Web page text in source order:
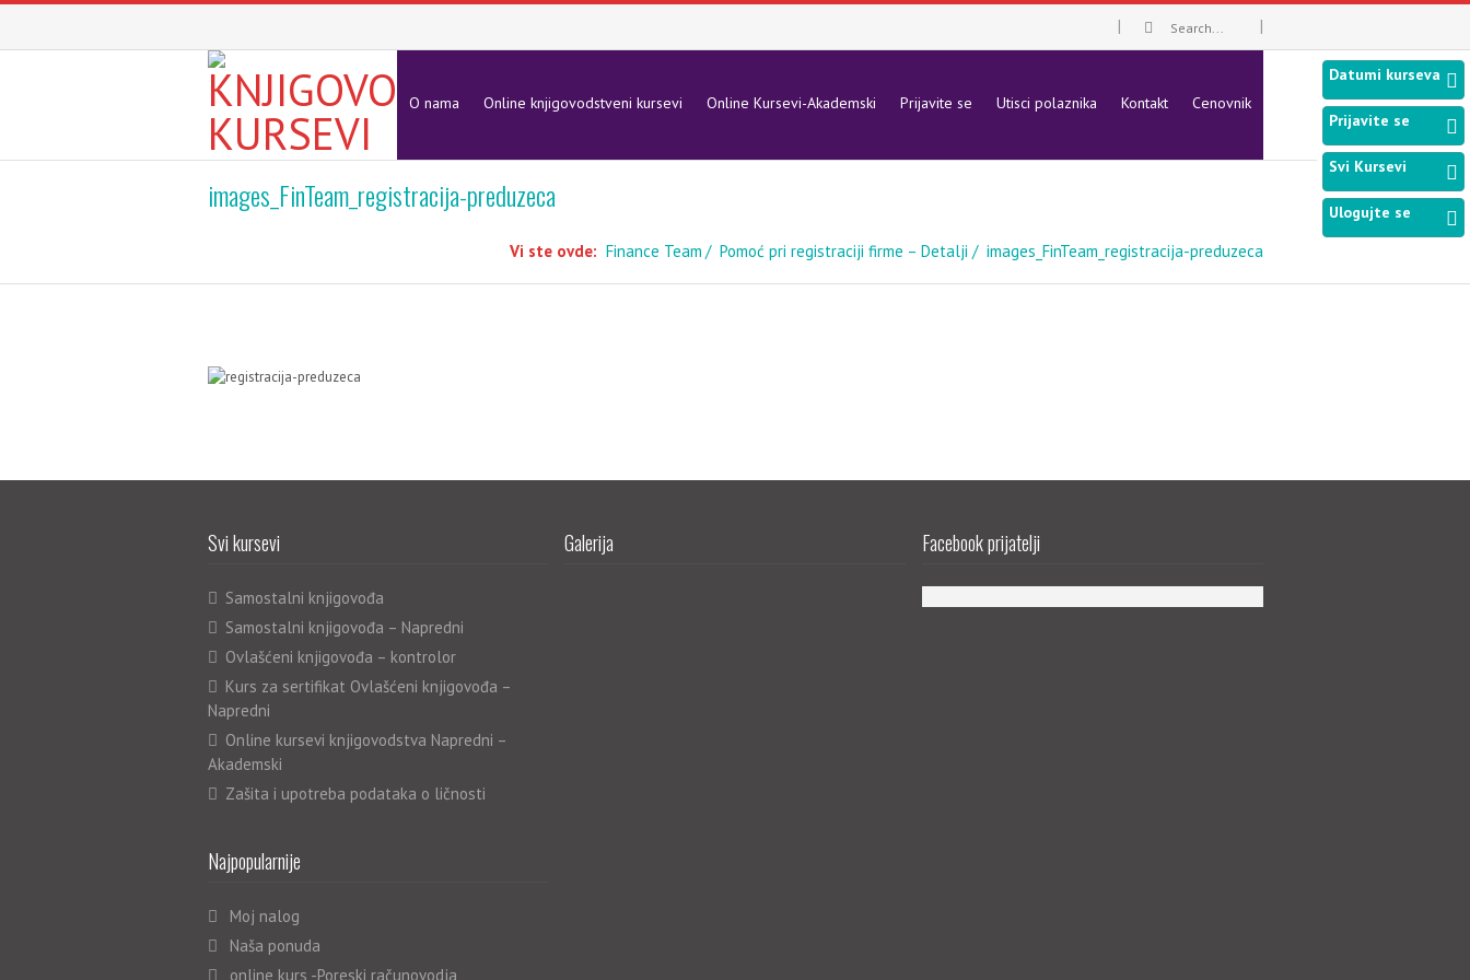
O nama Online knjigovodstveni kursevi Online Kursevi-Akademski Prijavite se Utisci polaznika Kontakt Cenovnik
images_FinTeam_registracija-preduzeca
Vi ste ovde: Finance Team Pomoć pri registraciji firme – Detalji images_FinTeam_registracija-preduzeca
Svi kursevi
Samostalni knjigovođa
Samostalni knjigovođa – Napredni
Ovlašćeni knjigovođa – kontrolor
Kurs za sertifikat Ovlašćeni knjigovođa –
Napredni
Online kursevi knjigovodstva Napredni –
Akademski
Zašita i upotreba podataka o ličnosti
Najpopularnije
Moj nalog
Naša ponuda
online kurs -Poreski računovodja
Galerija Facebook prijatelji
Datumi kurseva
Prijavite se
Svi Kursevi
Ulogujte se